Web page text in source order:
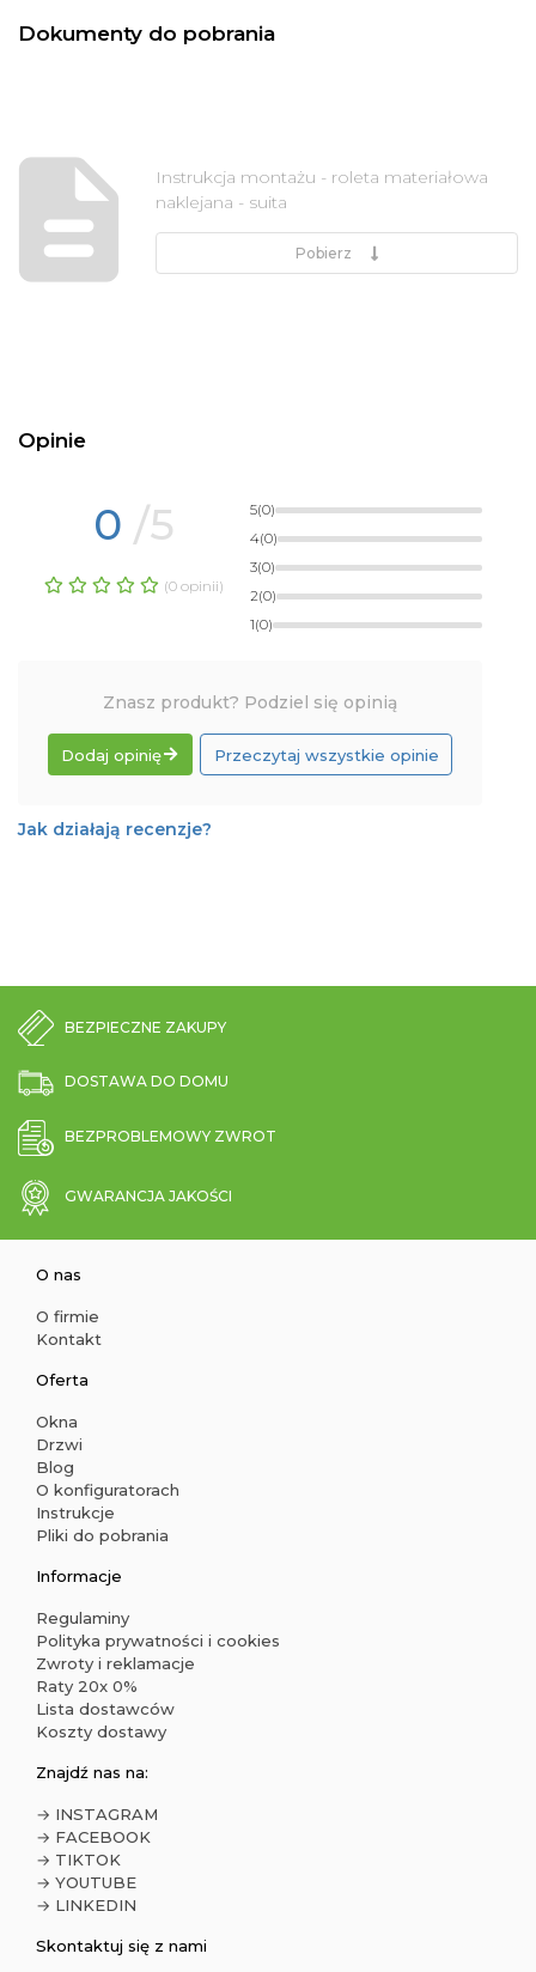
Dokumenty do pobrania
Instrukcja montażu - roleta materiałowa
naklejana - suita
Pobierz
Opinie
0 /5
(0 opinii)
5(0)
4(0)
3(0)
2(0)
1(0)
Znasz produkt? Podziel się opinią
Dodaj opinię Przeczytaj wszystkie opinie
Jak działają recenzje?
BEZPIECZNE ZAKUPY
DOSTAWA DO DOMU
BEZPROBLEMOWY ZWROT
GWARANCJA JAKOŚCI
O nas
O firmie
Kontakt
Oferta
Okna
Drzwi
Blog
O konfiguratorach
Instrukcje
Pliki do pobrania
Informacje
Regulaminy
Polityka prywatności i cookies
Zwroty i reklamacje
Raty 20x 0%
Lista dostawców
Koszty dostawy
Znajdź nas na:
→ INSTAGRAM
→ FACEBOOK
→ TIKTOK
→ YOUTUBE
→ LINKEDIN
Skontaktuj się z nami